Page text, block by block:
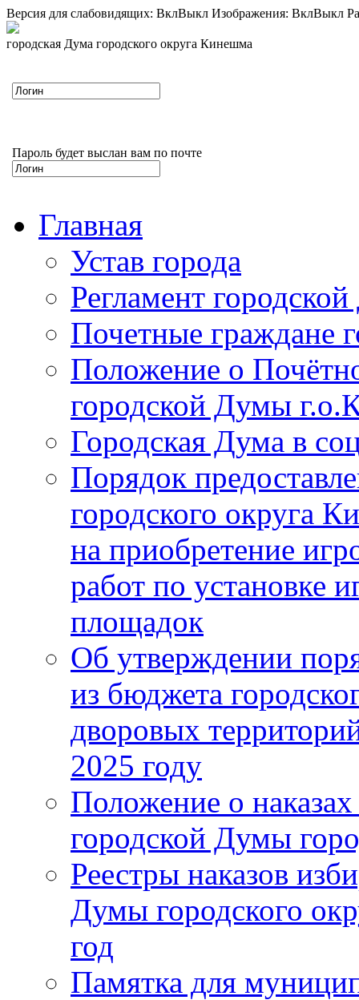
Версия для слабовидящих: ВклВыкл Изображения: ВклВыкл
городская Дума городского округа Кинешма
Пароль будет выслан вам по почте
Главная
Устав города
Регламент
Почетные граждане
Положение о
городской Думы
Городская Дума в
Порядок
городского округа
на приобретение
работ по установке
площадок
Об утверждении
из бюджета
дворовых
2025 году
Положение о
городской Думы
Реестры наказов
Думы городского
год
Памятка для